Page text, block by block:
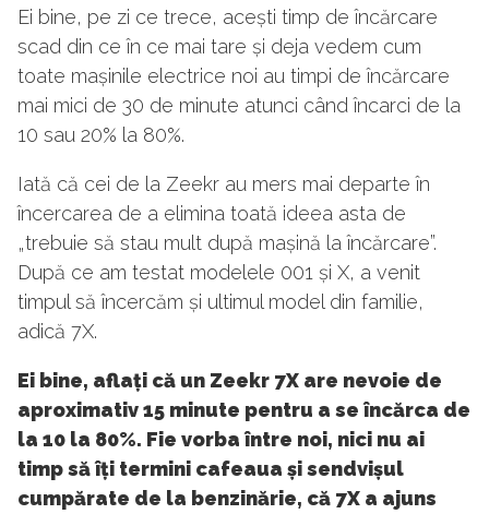
Ei bine, pe zi ce trece, acești timp de încărcare
scad din ce în ce mai tare și deja vedem cum
toate mașinile electrice noi au timpi de încărcare
mai mici de 30 de minute atunci când încarci de la
10 sau 20% la 80%.
Iată că cei de la Zeekr au mers mai departe în
încercarea de a elimina toată ideea asta de
„trebuie să stau mult după mașină la încărcare”.
După ce am testat modelele 001 și X, a venit
timpul să încercăm și ultimul model din familie,
adică 7X.
Ei bine, aflați că un Zeekr 7X are nevoie de
aproximativ 15 minute pentru a se încărca de
la 10 la 80%. Fie vorba între noi, nici nu ai
timp să îți termini cafeaua și sendvișul
cumpărate de la benzinărie, că 7X a ajuns